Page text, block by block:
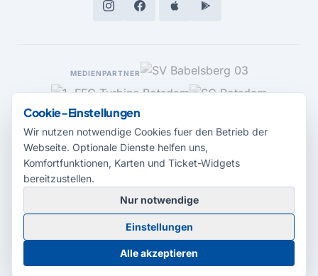
MEDIENPARTNER
© 2026 Radio Potsdam. Webseite entwickelt durch dieMedienagentur
Babelsberg
BarrierefreiheitserklärungAGBDatenschutzImpressum
Cookie-Einstellungen
Cookie-Einstellungen
Wir nutzen notwendige Cookies fuer den Betrieb der
Webseite. Optionale Dienste helfen uns,
Komfortfunktionen, Karten und Ticket-Widgets
bereitzustellen.
Nur notwendige
Einstellungen
Alle akzeptieren